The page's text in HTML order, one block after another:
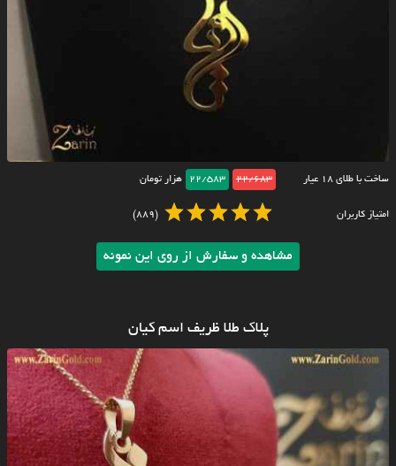
ساخت با طلای ۱۸ عیار 22/683
22/583 هزار تومان
امتیاز کاربران (889)
مشاهده و سفارش از روی این نمونه
پلاک طلا ظریف اسم کیان